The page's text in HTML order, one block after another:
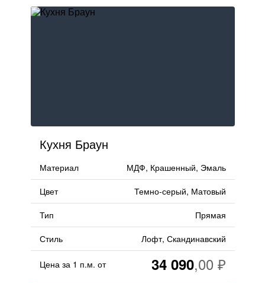
Кухня Браун
Материал
МДФ, Крашенный, Эмаль
Цвет
Темно-серый, Матовый
Тип
Прямая
Стиль
Лофт, Скандинавский
Цена за 1 п.м. от 34 090